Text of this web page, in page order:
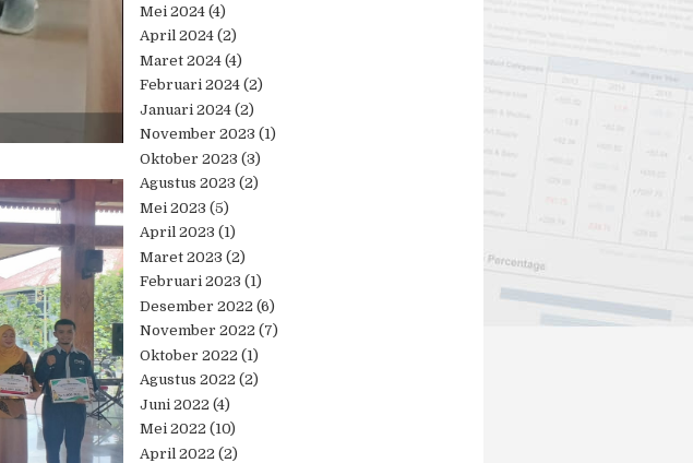
Mei 2024 (4)
April 2024 (2)
Maret 2024 (4)
Februari 2024 (2)
Januari 2024 (2)
November 2023 (1)
Oktober 2023 (3)
Agustus 2023 (2)
Mei 2023 (5)
April 2023 (1)
Maret 2023 (2)
Februari 2023 (1)
Desember 2022 (6)
November 2022 (7)
Oktober 2022 (1)
Agustus 2022 (2)
Juni 2022 (4)
Mei 2022 (10)
April 2022 (2)